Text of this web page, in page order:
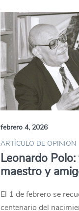
febrero 4, 2026
ARTÍCULO DE OPINIÓN
Leonardo
maestro y
El 1 de febrero se
centenario del